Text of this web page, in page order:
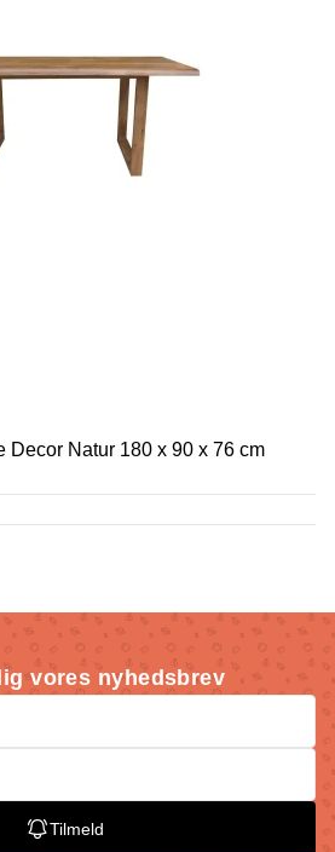
Decor Natur 180 x 90 x 76 cm
vores nyhedsbrev
Tilmeld